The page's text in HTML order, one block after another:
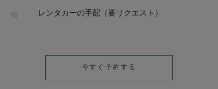
レンタカーの手配（要リクエスト）
LEARN
MORE
今すぐ予約する